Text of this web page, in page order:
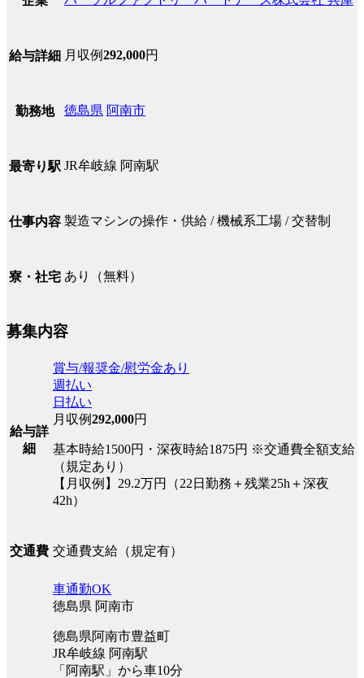
給与詳細 月収例292,000円
勤務地 徳島県 阿南市
最寄り駅 JR牟岐線 阿南駅
仕事内容 製造マシンの操作・供給 / 機械系工場 / 交替制
寮・社宅 あり（無料）
募集内容
給与詳
細
賞与/報奨金/慰労金あり
週払い
日払い
月収例292,000円
基本時給1500円・深夜時給1875円 ※交通費全額支給
（規定あり）
【月収例】29.2万円（22日勤務＋残業25h＋深夜
42h）
交通費 交通費支給（規定有）
車通勤OK
徳島県 阿南市
徳島県阿南市豊益町
JR牟岐線 阿南駅
「阿南駅」から車10分